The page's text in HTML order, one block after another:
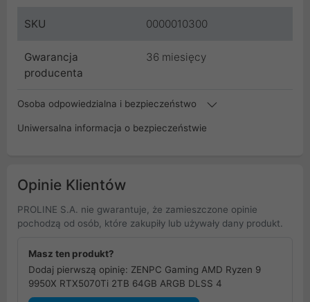
SKU 0000010300
Gwarancja
producenta
36 miesięcy
Osoba odpowiedzialna i bezpieczeństwo
Uniwersalna informacja o bezpieczeństwie
Opinie Klientów
PROLINE S.A. nie gwarantuje, że zamieszczone opinie
pochodzą od osób, które zakupiły lub używały dany produkt.
Masz ten produkt?
Dodaj pierwszą opinię: ZENPC Gaming AMD Ryzen 9
9950X RTX5070Ti 2TB 64GB ARGB DLSS 4